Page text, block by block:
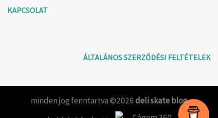
KAPCSOLAT
ÁLTALÁNOS SZERZŐDÉSI FELTÉTELEK
minden jog fenntartva ©2026deli skate blog